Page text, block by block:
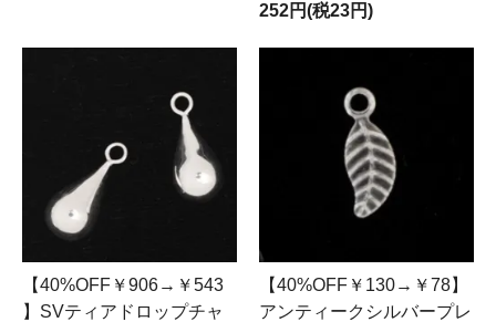
252円(税23円)
【40%OFF￥906→￥543
】SVティアドロップチャ
【40%OFF￥130→￥78】
アンティークシルバープレ